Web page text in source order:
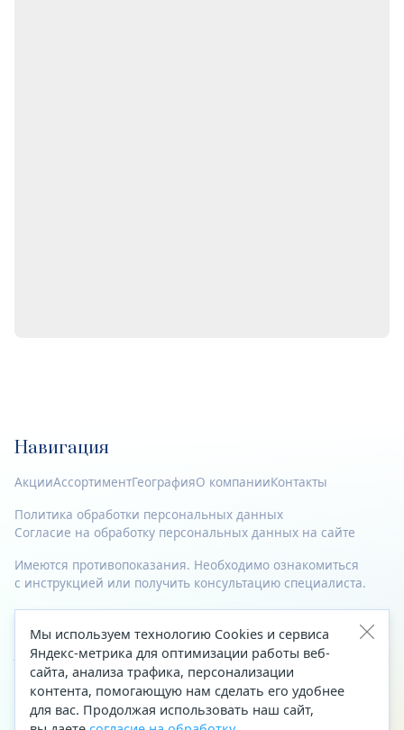
Навигация
АкцииАссортиментГеографияО компанииКонтакты
Политика обработки персональных данных
Согласие на обработку персональных данных на сайте
Имеются противопоказания. Необходимо ознакомиться
с инструкцией или получить консультацию специалиста.
© 2023—2026 Все права защищены.
Адрес
Архангельск, ул. Папанина, д. 19 (вход в здание со стороны
автоцентра «Тойота»)
Мы используем технологию Cookies и сервиса
Яндекс-метрика для оптимизации работы веб-
сайта, анализа трафика, персонализации
контента, помогающую нам сделать его удобнее
для вас. Продолжая использовать наш сайт,